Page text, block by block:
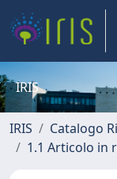
IRIS
IRIS Catalogo
1.1 Articolo in